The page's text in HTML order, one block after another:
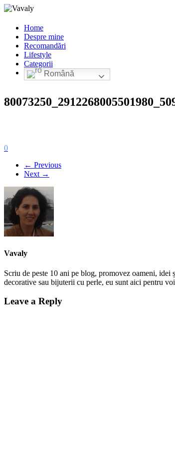
Home
Despre mine
Recomandări
Lifestyle
Categorii
Română
0
← Previous
Next →
Vavaly
Scriu de peste 10 ani pe blog, promovez oameni,
decorative sau bijuterii cu perle, eu sunt aici pentru
Leave a Reply